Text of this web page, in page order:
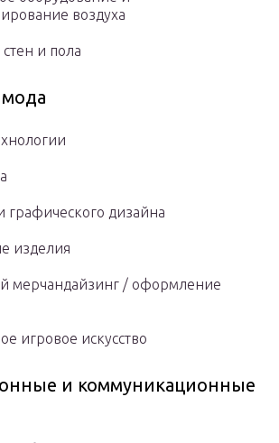
воздуха
и пола
мода
графического дизайна
изделия
мерчандайзинг / оформление
игровое искусство
и коммуникационные